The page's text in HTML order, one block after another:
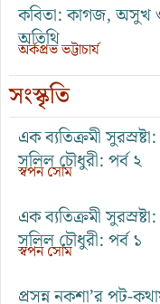
কবিতা: কাগজ, অসুখ
অতিথি
অর্কপ্রভ ভট্টাচার্য
সংস্কৃতি
এক ব্যতিক্রমী সুরস্রষ্টা:
সলিল চৌধুরী: পর্ব ২
স্বপন সোম
এক ব্যতিক্রমী সুরস্রষ্টা:
সলিল চৌধুরী: পর্ব ১
স্বপন সোম
প্রসন্ন নকশা’র পট-